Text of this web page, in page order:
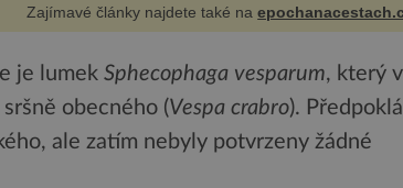
Zajímavé články najdete také na
je lumek Sphecophaga vesparum, který v
obecného (Vespa crabro).
ale zatím nebyly potvrzeny žádné